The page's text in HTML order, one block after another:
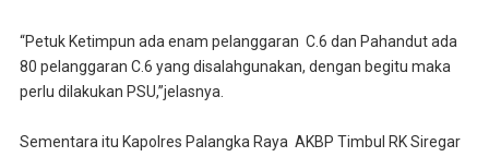
“Petuk Ketimpun ada enam pelanggaran C.6 dan Pahandut ada
80 pelanggaran C.6 yang disalahgunakan, dengan begitu maka
perlu dilakukan PSU,”jelasnya.
Sementara itu Kapolres Palangka Raya AKBP Timbul RK Siregar